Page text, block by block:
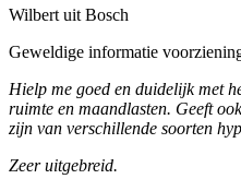
Wilbert uit Bosch
Geweldige informatie
Hielp me goed en duidelijk met
ruimte en maandlasten. Geeft
zijn van verschillende soorten
Zeer uitgebreid.